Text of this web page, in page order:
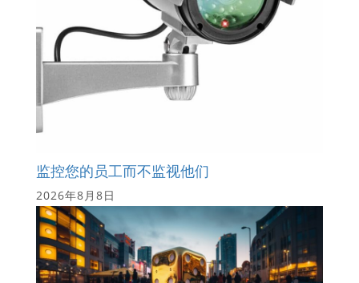
监控您的员工而不监视他们
2026年8月8日